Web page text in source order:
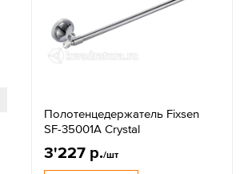
Полотенцедержатель Fixsen
SF-35001A Crystal
3'227 р./шт